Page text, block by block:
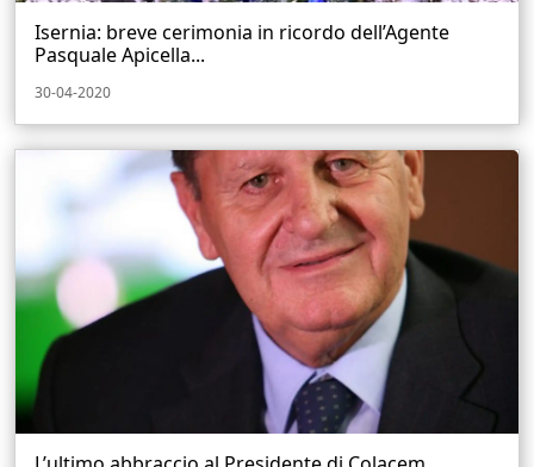
Isernia: breve cerimonia in ricordo dell’Agente
Pasquale Apicella...
30-04-2020